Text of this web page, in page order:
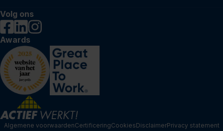
Volg ons
Awards
Algemene voorwaardenCertificeringCookiesDisclaimerPrivacy statement